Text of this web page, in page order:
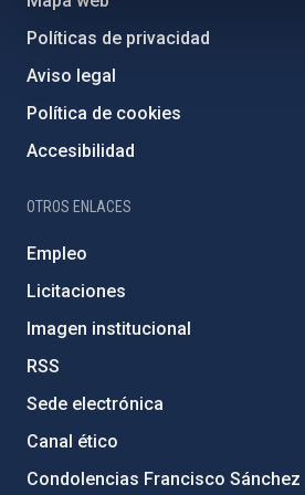
Políticas de privacidad
Aviso legal
Política de cookies
Accesibilidad
OTROS ENLACES
Empleo
Licitaciones
Imagen institucional
RSS
Sede electrónica
Canal ético
Condolencias Francisco Sánchez